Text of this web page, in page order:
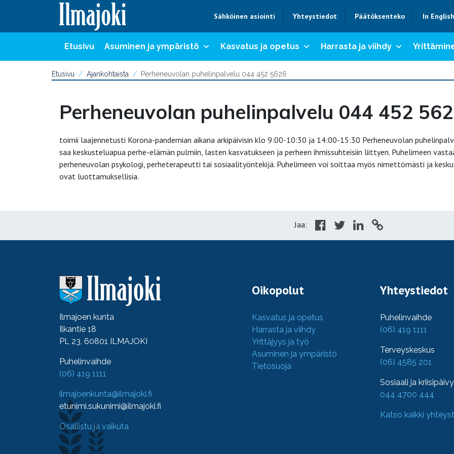
Sähköinen asiointi Yhteystiedot Päätöksenteko In English
Etusivu Asuminen ja ympäristö Kasvatus ja opetus Harrasta ja viihdy
Etusivu Ajankohtaista Perheneuvolan puhelinpalvelu 044 452 5626
Perheneuvolan puhelinpalvelu 044 452
toimii laajennetusti Korona-pandemian aikana arkipäivisin klo 9:00-10:30 ja 14:00-15:30 Perheneuvolan
saa keskusteluapua perhe-elämän pulmiin, lasten kasvatukseen ja perheen ihmissuhteisiin liittyen. Puhelimeen
perheneuvolan psykologi, perheterapeutti tai sosiaalityöntekijä. Puhelimeen voi soittaa myös nimettömästi ja
ovat luottamuksellisia.
Jaa:
Ilmajoen kunta
Ilkantie 18
PL 23, 60801 ILMAJOKI
Puhelinvaihde
(06) 419 1111
ilmajoenkunta@ilmajoki.fi
etunimi.sukunimi@ilmajoki.fi
Osallistu ja vaikuta
Oikopolut
Kasvatus ja opetus
Harrasta ja viihdy
Yrittäjyys ja työ
Asuminen ja ympäristö
Tietosuoja
Yhteystiedot
Puhelinvaihde
(06) 419 1111
Terveyskeskus
(06) 4585 201
Sosiaali ja
044 4700 444
Katso kaikki